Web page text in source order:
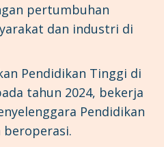
pertumbuhan
dan industri di
Pendidikan Tinggi di
tahun 2024, bekerja
Pendidikan
beroperasi.